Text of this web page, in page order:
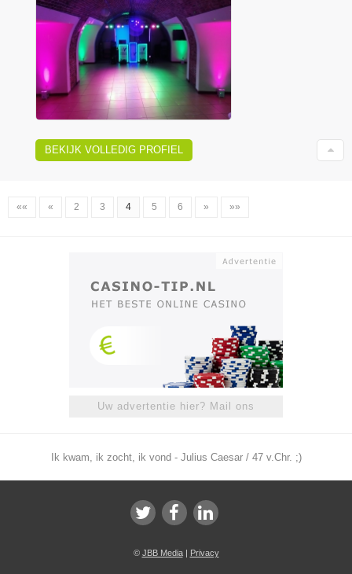
BEKIJK VOLLEDIG PROFIEL
«« « 2 3 4 5 6 » »»
Uw advertentie hier? Mail ons
Ik kwam, ik zocht, ik vond - Julius Caesar / 47 v.Chr. ;)
© JBB Media| Privacy